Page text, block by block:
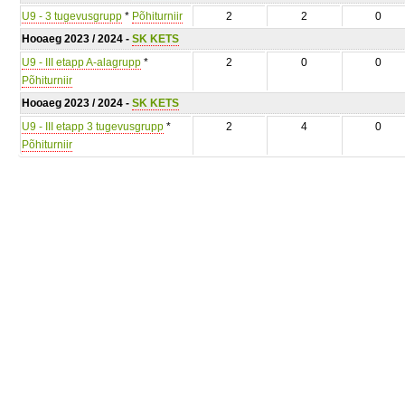
U9 - 3 tugevusgrupp * Põhiturniir 2 2
0
Hooaeg 2023 / 2024 - SK KETS
U9 - III etapp A-alagrupp *
Põhiturniir
2 0 0
Hooaeg 2023 / 2024 - SK KETS
U9 - III etapp 3 tugevusgrupp *
Põhiturniir
2 4 0